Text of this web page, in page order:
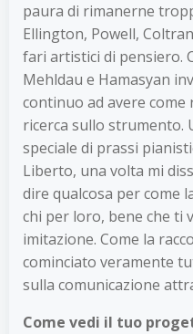
paura di rimanerne
Ellington, Powell,
fari artistici di pensiero.
Mehldau e Hamasyan
continuo ad avere
ricerca sullo strumento.
speciale di prassi
Liberto, una volta mi
dire qualcosa per come
chi per loro, bene che ti
imitazione. Come la
cominciato veramente
sulla comunicazione
Come vedi il tuo